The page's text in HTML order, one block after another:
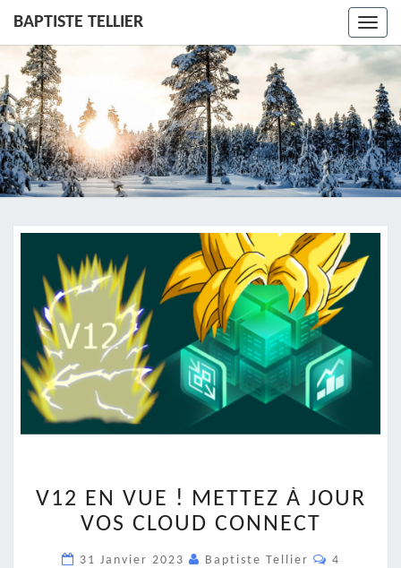
BAPTISTE TELLIER
EN
VUE
METTEZ
V12 EN VUE ! METTEZ À JOUR
VOS CLOUD CONNECT
31 Janvier 2023 Baptiste Tellier
4